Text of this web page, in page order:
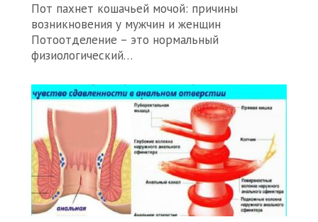
Пот пахнет кошачьей мочой: причины
возникновения у мужчин и женщин
Потоотделение – это нормальный
физиологический…